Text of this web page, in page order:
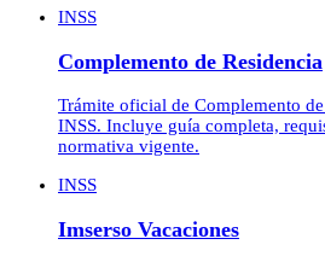
INSS
Complemento de Residencia
Trámite oficial de Complemento
INSS. Incluye guía completa,
normativa vigente.
INSS
Imserso Vacaciones